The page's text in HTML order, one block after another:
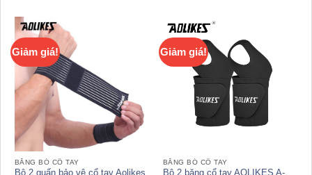
Giảm giá!
BĂNG BÓ CỔ TAY
Bộ 2 quấn bảo vệ cổ tay Aolikes
Giảm giá!
BĂNG BÓ CỔ TAY
Bộ 2 băng cổ tay AOLIKES A-